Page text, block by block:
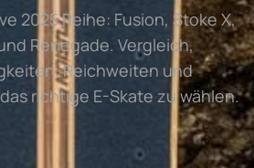
2025 Reihe: Fusion, Stoke X,
Renegade. Vergleich,
Reichweiten und
richtige E-Skate zu wählen.